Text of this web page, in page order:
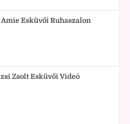
Esküvői Ruhaszalon
Zsolt Esküvői Videó